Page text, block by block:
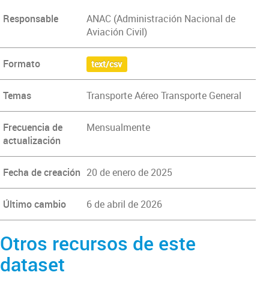
Responsable
ANAC (Administración Nacional de
Aviación Civil)
Formato text/csv
Temas Transporte Aéreo Transporte General
Frecuencia de
actualización
Mensualmente
Fecha de creación 20 de enero de 2025
Último cambio 6 de abril de 2026
Otros recursos de este
dataset